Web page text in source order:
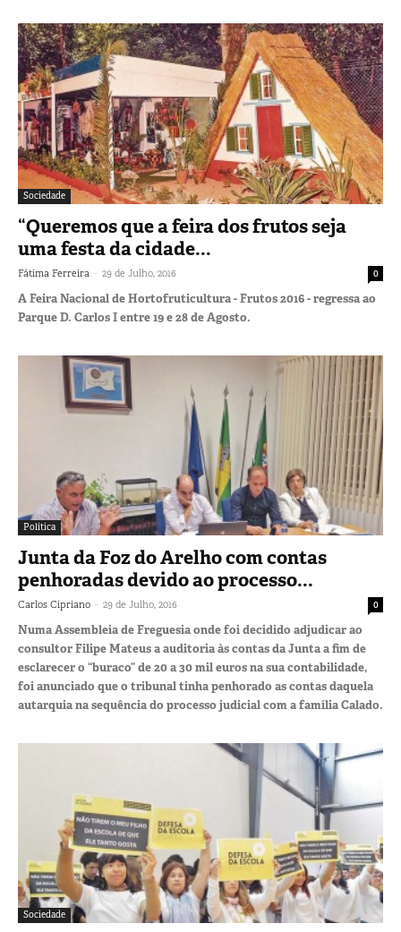
Sociedade
“Queremos que a feira dos frutos seja
uma festa da cidade...
Fátima Ferreira - 29 de Julho, 2016 0
A Feira Nacional de Hortofruticultura - Frutos 2016 - regressa ao
Parque D. Carlos I entre 19 e 28 de Agosto.
Política
Junta da Foz do Arelho com contas
penhoradas devido ao processo...
Carlos Cipriano - 29 de Julho, 2016 0
Numa Assembleia de Freguesia onde foi decidido adjudicar ao
consultor Filipe Mateus a auditoria às contas da Junta a fim de
esclarecer o “buraco” de 20 a 30 mil euros na sua contabilidade,
foi anunciado que o tribunal tinha penhorado as contas daquela
autarquia na sequência do processo judicial com a família Calado.
Sociedade